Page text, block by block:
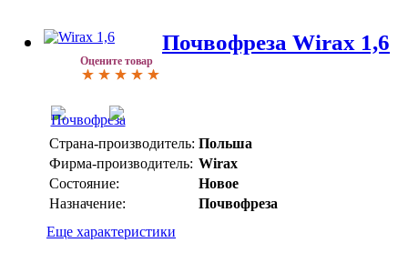
Оцените товар
Почвофреза Wirax 1,6
Страна-производитель: Польша
Фирма-производитель: Wirax
Состояние:
Новое
Назначение:
Почвофреза
Еще характеристики